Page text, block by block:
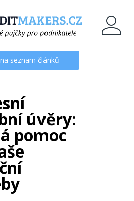
seznam článků
úvěry:
pomoc